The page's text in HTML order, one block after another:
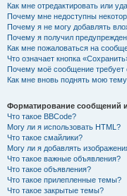
Как мне отредактировать или
Почему мне недоступны
Почему я не могу добавлять
Почему я получил
Как мне пожаловаться на
Что означает кнопка
Почему моё сообщение требует
Как мне вновь поднять мою
Форматирование сообщений
Что такое BBCode?
Могу ли я использовать HTML?
Что такое смайлики?
Могу ли я добавлять
Что такое важные объявления?
Что такое объявления?
Что такое прилепленные темы?
Что такое закрытые темы?